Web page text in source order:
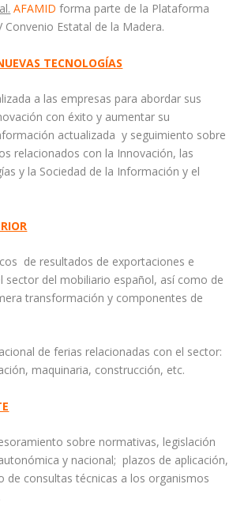
AFAMID forma parte de la Plataforma
Estatal de la Madera.
TECNOLOGÍAS
a las empresas para abordar sus
con éxito y aumentar su
actualizada y seguimiento sobre
relacionados con la Innovación, las
y la Sociedad de la Información y el
de resultados de exportaciones e
sector del mobiliario español, así como de
transformación y componentes de
de ferias relacionadas con el sector:
maquinaria, construcción, etc.
sobre normativas, legislación
y nacional; plazos de aplicación,
de consultas técnicas a los organismos